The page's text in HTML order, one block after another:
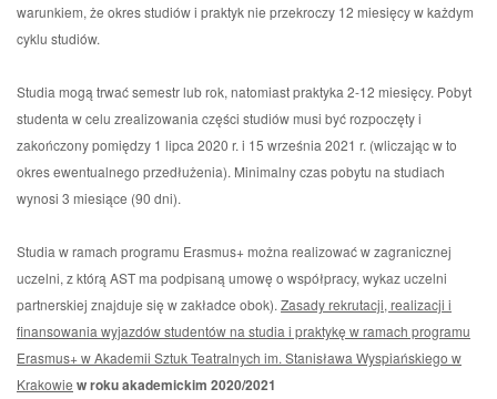
warunkiem, że okres studiów i praktyk nie przekroczy 12 miesięcy w każdym
cyklu studiów.
Studia mogą trwać semestr lub rok, natomiast praktyka 2-12 miesięcy. Pobyt
studenta w celu zrealizowania części studiów musi być rozpoczęty i
zakończony pomiędzy 1 lipca 2020 r. i 15 września 2021 r. (wliczając w to
okres ewentualnego przedłużenia). Minimalny czas pobytu na studiach
wynosi 3 miesiące (90 dni).
Studia w ramach programu Erasmus+ można realizować w zagranicznej
uczelni, z którą AST ma podpisaną umowę o współpracy, wykaz uczelni
partnerskiej znajduje się w zakładce obok). Zasady rekrutacji, realizacji i
finansowania wyjazdów studentów na studia i praktykę w ramach programu
Erasmus+ w Akademii Sztuk Teatralnych im. Stanisława Wyspiańskiego w
Krakowie w roku akademickim 2020/2021